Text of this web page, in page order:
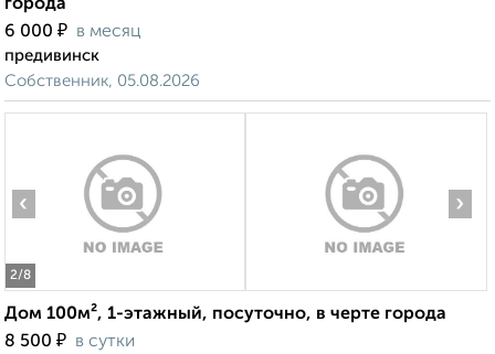
города
6 000 ₽ в месяц
предивинск
Собственник, 05.08.2026
2/8
‹ ›
Дом 100м², 1-этажный, посуточно, в черте города
8 500 ₽ в сутки